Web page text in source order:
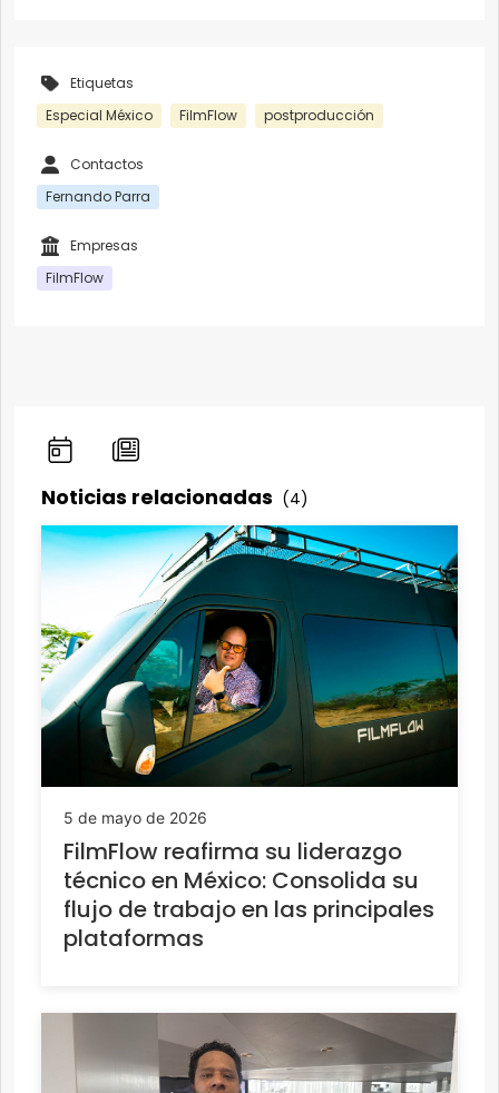
Etiquetas
Especial México
FilmFlow postproducción
Contactos
Fernando Parra
Empresas
FilmFlow
Noticias relacionadas (4)
5 de mayo de 2026
FilmFlow reafirma su liderazgo
técnico en México: Consolida su
flujo de trabajo en las principales
plataformas